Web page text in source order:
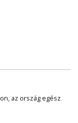
az ország egész